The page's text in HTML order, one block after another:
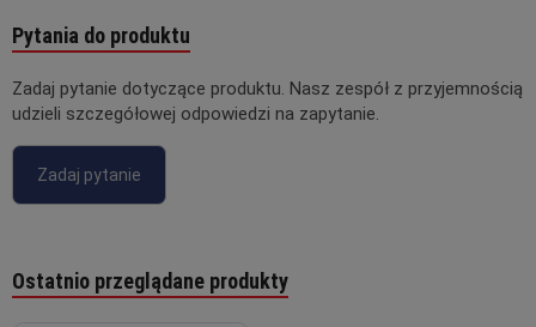
Pytania do produktu
Zadaj pytanie dotyczące produktu. Nasz zespół z przyjemnością
udzieli szczegółowej odpowiedzi na zapytanie.
Zadaj pytanie
Ostatnio przeglądane produkty